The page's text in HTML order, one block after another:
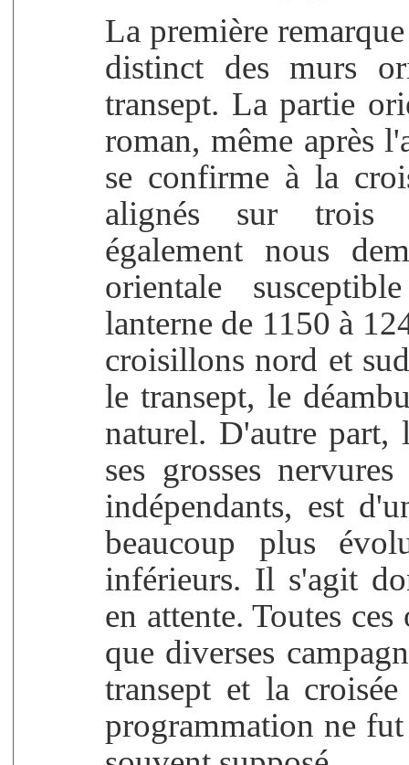
La première
distinct des murs
transept. La partie
roman, même après
se confirme à la
alignés sur trois
également nous
orientale
lanterne de 1150 à
croisillons nord et
le transept, le
naturel. D'autre part,
ses grosses
indépendants, est
beaucoup plus
inférieurs. Il s'agit
en attente. Toutes
que diverses
transept et la
programmation ne